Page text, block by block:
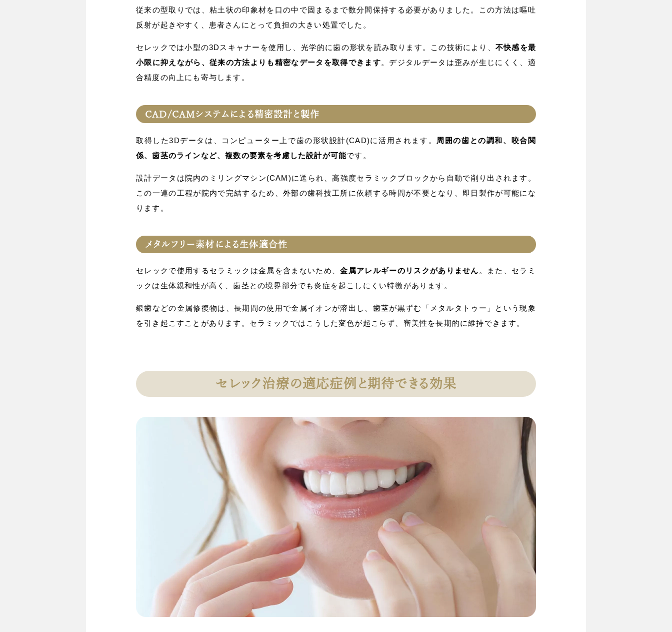
従来の型取りでは、粘土状の印象材を口の中で固まるまで数分間保持する必要がありました。この方法は嘔吐
反射が起きやすく、患者さんにとって負担の大きい処置でした。
セレックでは小型の3Dスキャナーを使用し、光学的に歯の形状を読み取ります。この技術により、 不快感を最
小限に抑えながら、従来の方法よりも精密なデータを取得できます。デジタルデータは歪みが生じにくく、適
合精度の向上にも寄与します。
CAD/CAMシステムによる精密設計と製作
取得した3Dデータは、コンピューター上で歯の形状設計(CAD)に活用されます。
周囲の歯との調和、咬合関
係、歯茎のラインなど、複数の要素を考慮した設計が可能です。
設計データは院内のミリングマシン(CAM)に送られ、高強度セラミックブロックから自動で削り出されます。
この一連の工程が院内で完結するため、外部の歯科技工所に依頼する時間が不要となり、即日製作が可能にな
ります。
メタルフリー素材による生体適合性
セレックで使用するセラミックは金属を含まないため、金属アレルギーのリスクがありません 。また、セラミ
ックは生体親和性が高く、歯茎との境界部分でも炎症を起こしにくい特徴があります。
銀歯などの金属修復物は、長期間の使用で金属イオンが溶出し、歯茎が黒ずむ「メタルタトゥー」という現象
を引き起こすことがあります。セラミックではこうした変色が起こらず、審美性を長期的に維持できます。
セレック治療の適応症例と期待できる効果